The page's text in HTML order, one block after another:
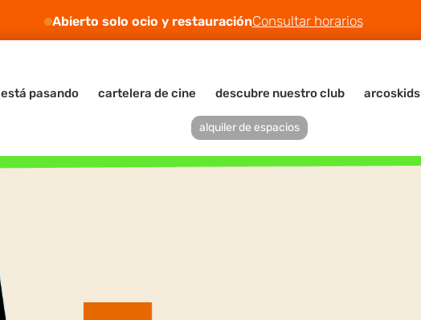
Abierto solo ocio y restauraciónConsultar horarios
está pasando cartelera de cine descubre nuestro club arcoskids
alquiler de espacios